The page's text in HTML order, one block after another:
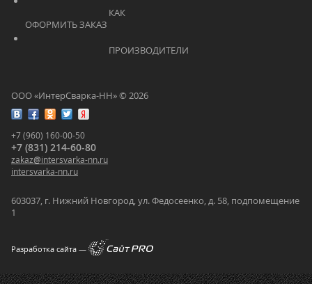
ООО «ИнтерСварка-НН» © 2026
+7 (960) 160-00-50
+7 (831) 214-60-80
zakaz@intersvarka-nn.ru
intersvarka-nn.ru
603037, г. Нижний Новгород, ул. Федосеенко, д. 58, подпомещение
1
Разработка сайта —